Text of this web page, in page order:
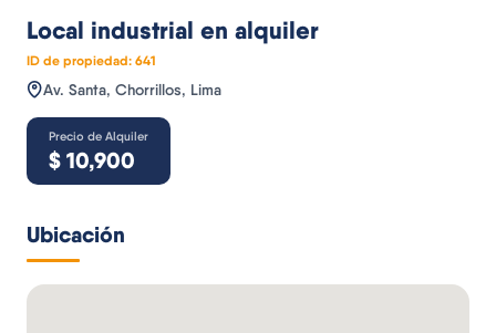
Local industrial en alquiler
ID de propiedad: 641
Av. Santa, Chorrillos, Lima
Precio de Alquiler
$ 10,900
Ubicación